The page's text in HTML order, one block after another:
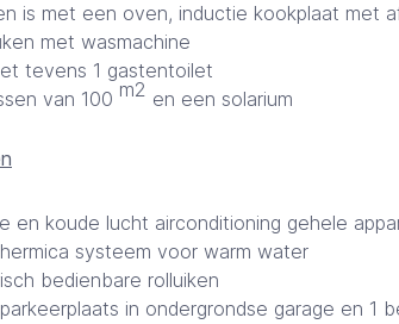
is met een oven, inductie kookplaat met
met wasmachine
tevens 1 gastentoilet
van 100 m2 en een solarium
en koude lucht airconditioning gehele
systeem voor warm water
bedienbare rolluiken
in ondergrondse garage en 1